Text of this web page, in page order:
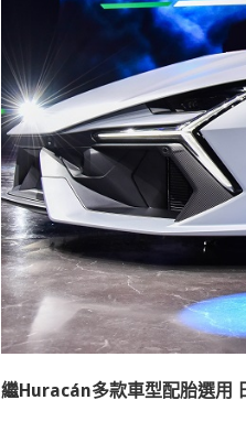
繼Huracán多款車型配胎選用